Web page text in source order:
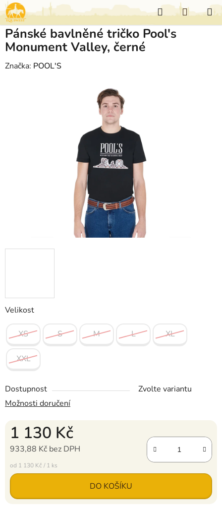
Přejít
na
obsah
Hledat
KOŠÍK
Velikost
XS S M L XL
XXL
Dostupnost
Zvolte variantu
Možnosti doručení
1 130 Kč
933,88 Kč bez DPH
Měrná cena:
od 1 130 Kč / 1 ks
DO KOŠÍKU
Pánské bavlněné tričko Pool's
Monument Valley, černé
Značka: POOL'S